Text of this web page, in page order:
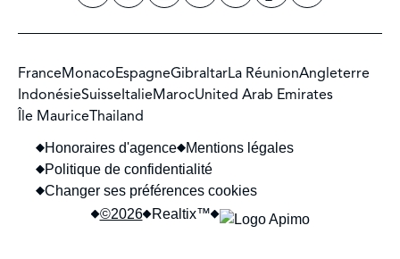
FranceMonacoEspagneGibraltarLa RéunionAngleterre
IndonésieSuisseItalieMarocUnited Arab Emirates
Île MauriceThailand
©2026 Realtix™
Honoraires d'agence
Mentions légales
Politique de confidentialité
Changer ses préférences cookies